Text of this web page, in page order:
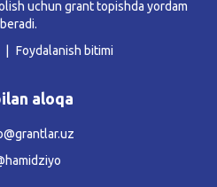
uchun grant topishda yordam
beradi.
Foydalanish bitimi
aloqa